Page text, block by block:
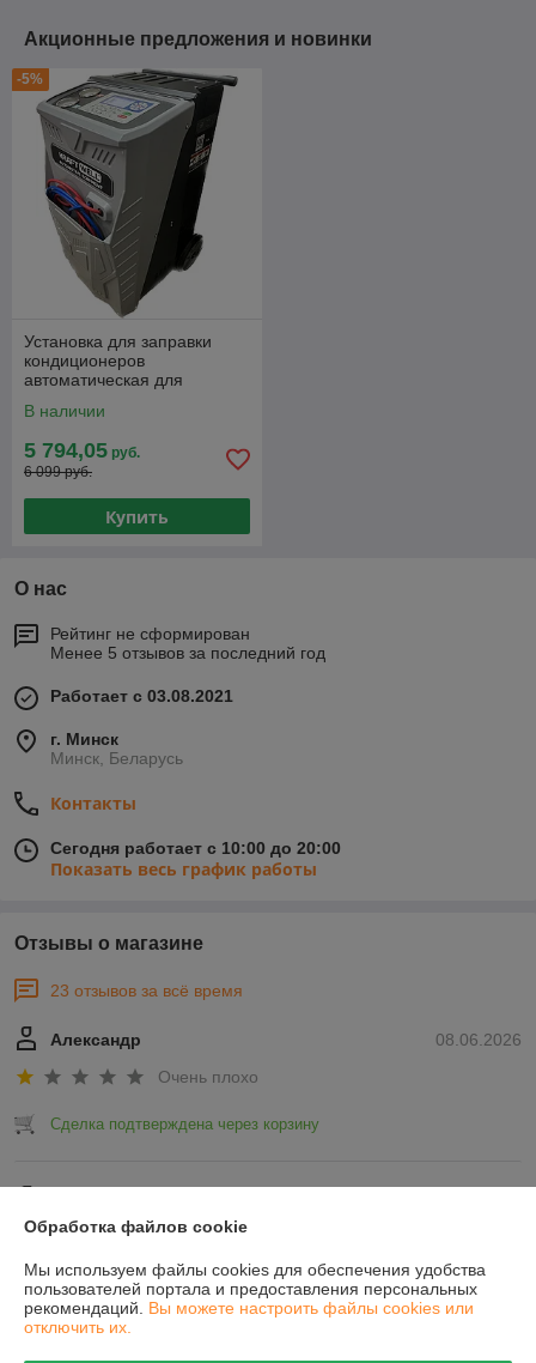
Акционные предложения и новинки
-5%
Установка для заправки
кондиционеров
автоматическая для
KraftWELL AC1800
В наличии
5 794,05 руб.
6 099 руб.
Купить
О нас
Рейтинг не сформирован
Менее 5 отзывов за последний год
Работает с 03.08.2021
г. Минск
Минск, Беларусь
Контакты
Сегодня работает с 10:00 до 20:00
Показать весь график работы
Отзывы о магазине
23 отзывов за всё время
08.06.2026
Александр
Очень плохо
Сделка подтверждена через корзину
Отлично
Показать все отзывы
Обработка файлов cookie
Мы используем файлы cookies для обеспечения удобства
пользователей портала и предоставления персональных
рекомендаций. Вы можете настроить файлы cookies или
отключить их.